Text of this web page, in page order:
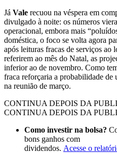
Já Vale recuou na véspera em
divulgado à noite: os números
operacional, embora mais
doméstica, o foco se volta agora
após leituras fracas de serviços ao
referirem ao mês do Natal, as
inferior ao de novembro. Como
fraca reforçaria a probabilidade de
na reunião de março.
CONTINUA DEPOIS DA
CONTINUA DEPOIS DA
Como investir na bolsa?
bons ganhos com
dividendos. Acesse o